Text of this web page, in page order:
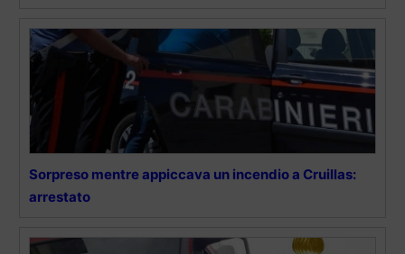
Sorpreso mentre appiccava un incendio a Cruillas:
arrestato